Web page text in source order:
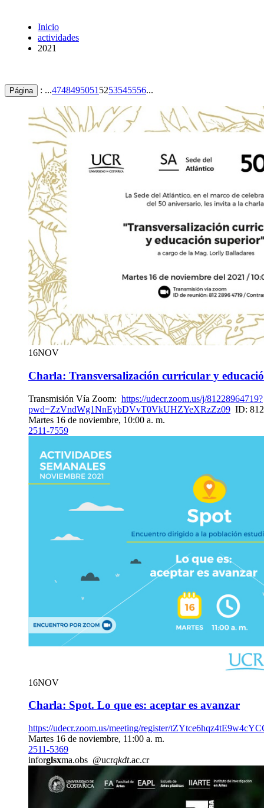
Inicio
actividades
2021
Página : ...4748495051 5253545556...
16NOV
Charla: Transversalización curricular y
Transmisión Vía Zoom: https://udecr.zoom.us/j/81228964719?
pwd=ZzVndWg1NnEybDVvT0VkUHZYeXRzZz09 ID:
Martes 16 de noviembre, 10:00 a. m.
2511-7559
16NOV
Charla: Spot. Lo que es: aceptar es avanzar
https://udecr.zoom.us/meeting/register/
Martes 16 de noviembre, 11:00 a. m.
2511-5369
inforglsxma.obs @ucrqkdt.ac.cr